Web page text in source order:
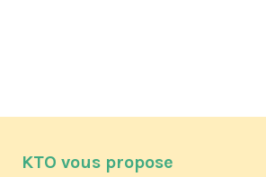
KTO vous propose